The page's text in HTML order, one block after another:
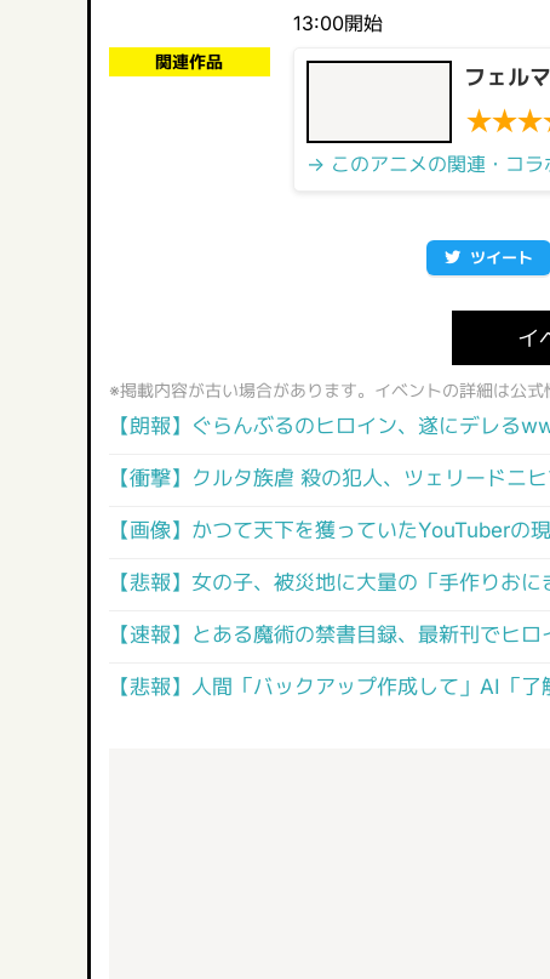
13:00開始
関連作品
フェル
★★★
→ このアニメの関連・コラ
ツイート
イ
※掲載内容が古い場合があります。イベントの詳細は公式
【朗報】ぐらんぶるのヒロイン、遂にデレる
【衝撃】クルタ族虐 殺の犯人、ツェリード
【画像】かつて天下を獲っていたYouTuberの
【悲報】女の子、被災地に大量の「手作りお
【速報】とある魔術の禁書目録、最新刊で
【悲報】人間「バックアップ作成して」AI「